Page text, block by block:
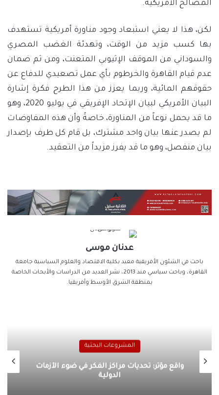
المصالح الأمريكية.
لكن، هذا لا يعني استبعاد وجود مناورة أمريكية تستهدف
بها كسب مزيد من الوقت، وتهدئة الغضب المصري
والسوداني من الموقف الإثيوبي المتعنت، ومن ثم ضمان
عدم قيام القاهرة والخرطوم بأي عمل تصعيدي للدفاع عن
حقوقهم المائية، وربما يعزز من هذا الطرح فكرة إشارة
البيان الأمريكي لبيان الإتحاد الإفريقي في يوليو 2020، وهو
ما قد يحمل نوعاً من المناورة، خاصةً وأن هذه المفاوضات
لم يصدر عنها بيان واحد مشترك، بل قام كل طرف بإصدار
بيان منفصل، وهو ما قد يفرز مزيداً من التعقيد.
عدنان موسى
باحث في الشئون الأفريقية معيد بكلية الاقتصاد والعلوم السياسية جامعة
القاهرة، وباحث سياسي منذ 2013، نشر العديد من الدراسات والأبحاث الخاصة
بمنطقة الشرق الأوسط وأفريقيا.
المشروعات البحثية
توظيف التهديدات السيبرانية في الحرب
الروسية الأوكرانية